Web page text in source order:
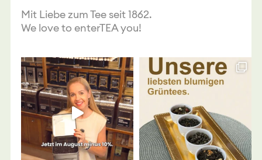
Mit Liebe zum Tee seit 1862.
We love to enterTEA you!